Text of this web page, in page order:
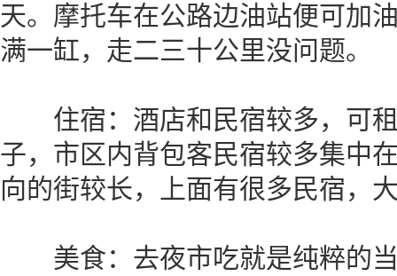
天。摩托车在公路边油站便可加
满一缸，走二三十公里没问题。
住宿：酒店和民宿较多，可租
子，市区内背包客民宿较多集中
向的街较长，上面有很多民宿，
美食：去夜市吃就是纯粹的当